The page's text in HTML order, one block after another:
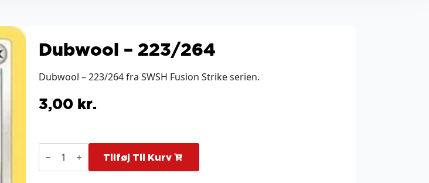
Dubwool – 223/264
Dubwool – 223/264 fra SWSH Fusion Strike serien.
3,00 kr.
Dubwool
antal
Tilføj Til Kurv